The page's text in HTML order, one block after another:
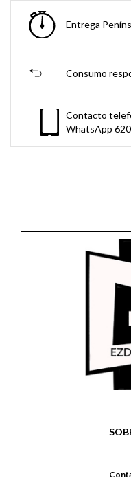
Entrega
Consumo
Contacto
WhatsApp